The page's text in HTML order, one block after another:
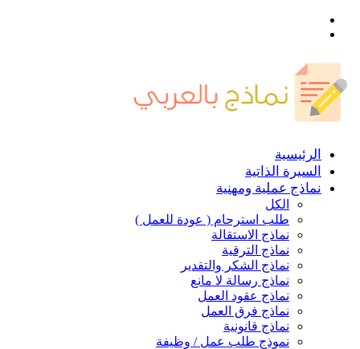
الرئيسية
السيرة الذاتية
نماذج عملية ومهنية
الكل
طلب استرحام ( عودة للعمل )
نماذج الاستقالة
نماذج الترقية
نماذج الشكر والتقدير
نماذج رسالة لا مانع
نماذج عقود العمل
نماذج فرق العمل
نماذج قانونية
نموذج طلب عمل / وظيفة